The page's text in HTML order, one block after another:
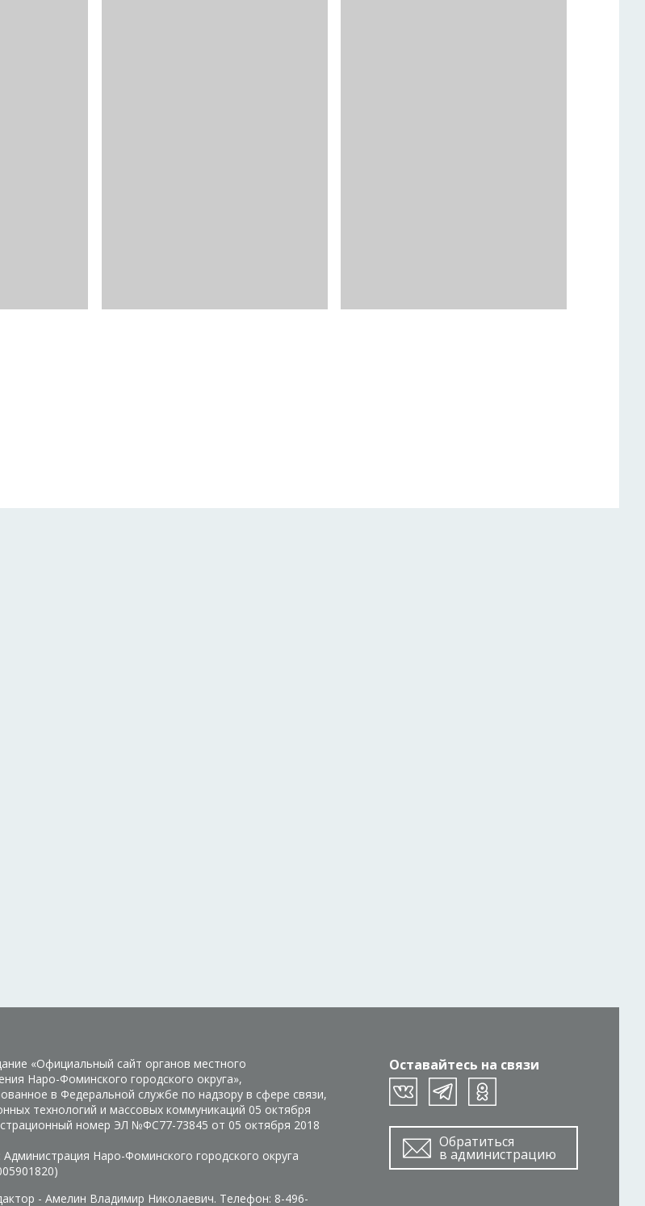
Оставайтесь на связи
Обратиться
в администрацию
«Официальный сайт органов местного
Наро-Фоминского городского округа»,
в Федеральной службе по надзору в сфере связи,
технологий и массовых коммуникаций 05 октября
номер ЭЛ №ФС77-73845 от 05 октября 2018
Администрация Наро-Фоминского городского округа
- Амелин Владимир Николаевич. Телефон: 8-496-